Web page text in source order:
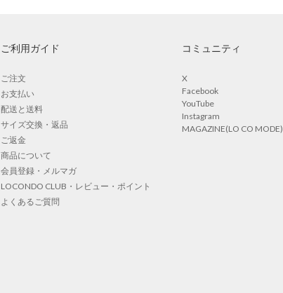
ご利用ガイド
ご注文
お支払い
配送と送料
サイズ交換・返品
ご返金
商品について
会員登録・メルマガ
LOCONDO CLUB・レビュー・ポイント
よくあるご質問
コミュニティ
X
Facebook
YouTube
Instagram
MAGAZINE(LO CO MODE)